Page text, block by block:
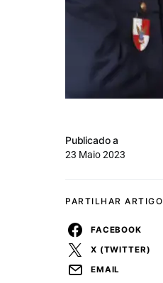
Publicado a
23 Maio 2023
PARTILHAR ARTIGO
FACEBOOK
X (TWITTER)
EMAIL